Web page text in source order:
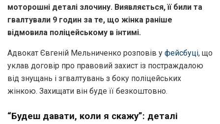
моторошні деталі злочину. Виявляється, її били та
гвалтували 9 годин за те, що жінка раніше
відмовила поліцейському в інтимі.
Адвокат Євгеній Мельниченко розповів у фейсбуці, що
уклав договір про правовий захист із постраждалою
від знущань і згвалтувань з боку поліцейських
жінкою. Захищати він буде її безкоштовно.
“Будеш давати, коли я скажу”: деталі